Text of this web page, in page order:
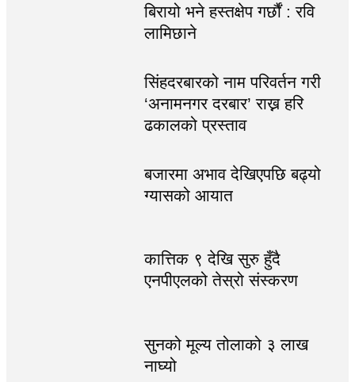
बिरायो भने हस्तक्षेप गर्छौं : रवि
लामिछाने
सिंहदरबारको नाम परिवर्तन गरी
‘अनामनगर दरबार’ राख्न हरि
ढकालको प्रस्ताव
बजारमा अभाव देखिएपछि बढ्यो
ग्यासको आयात
कात्तिक ९ देखि सुरु हुँदै
एनपीएलको तेस्रो संस्करण
सुनको मूल्य तोलाको ३ लाख
नाघ्यो